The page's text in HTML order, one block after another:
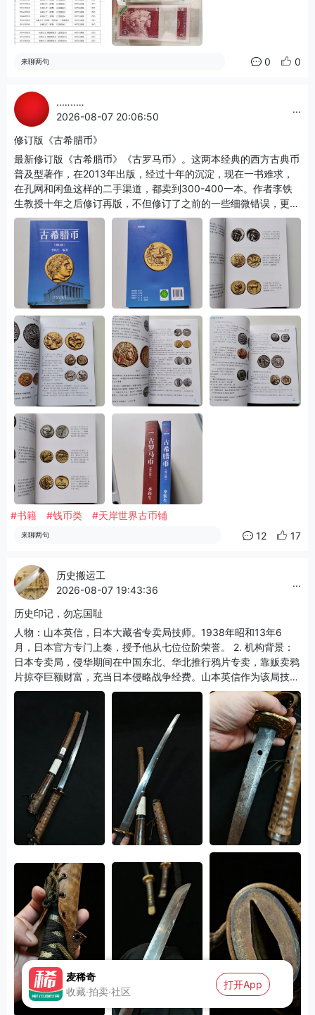
来聊两句 0 0
..…..…
2026-08-07 20:06:50
...
修订版《古希腊币》
最新修订版《古希腊币》《古罗马币》。这两本经典的西方古典币
普及型著作，在2013年出版，经过十年的沉淀，现在一书难求，
在孔网和闲鱼这样的二手渠道，都卖到300-400一本。作者李铁
生教授十年之后修订再版，不但修订了之前的一些细微错误，更是
总共新增了32页的彩图内容。新版的《古希腊币》定价108元
（260页全彩），《古罗马币》定价128元（382页全彩）。两本
一起购买，8.8折包快递（208元）。单独购买就是定价包快递。
如果有朋友有兴趣批发，欢迎详谈。
#书籍 #钱币类 #天岸世界古币铺
来聊两句 12 17
历史搬运工
2026-08-07 19:43:36
...
历史印记，勿忘国耻
人物：山本英信，日本大藏省专卖局技师。1938年昭和13年6
月，日本官方专门上奏，授予他从七位位阶荣誉。 2. 机构背景：
日本专卖局，侵华期间在中国东北、华北推行鸦片专卖，靠贩卖鸦
片掠夺巨额财富，充当日本侵略战争经费。山本英信作为该局技术
人员，因侵华相关业务获得日本朝廷嘉奖。
麦稀奇
收藏·拍卖·社区
打开App